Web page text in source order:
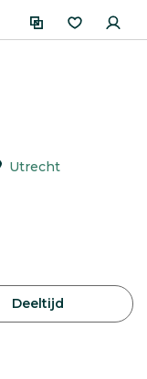
Utrecht
Deeltijd